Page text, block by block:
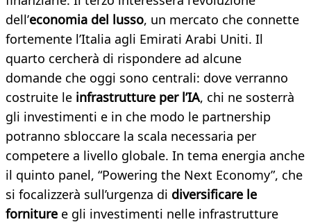
dell’economia del lusso, un mercato che connette
fortemente l’Italia agli Emirati Arabi Uniti. Il
quarto cercherà di rispondere ad alcune
domande che oggi sono centrali: dove verranno
costruite le infrastrutture per l’IA, chi ne sosterrà
gli investimenti e in che modo le partnership
potranno sbloccare la scala necessaria per
competere a livello globale. In tema energia anche
il quinto panel, “Powering the Next Economy”, che
si focalizzerà sull’urgenza di diversificare le
forniture e gli investimenti nelle infrastrutture